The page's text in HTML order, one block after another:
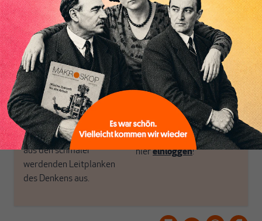
Inhaltsverzeichnis
das große Ganze. Wir
haben einen Blick auf
Geld, Wirtschaft und
Politik, den Sie so
woanders nicht finden.
Dabei leben wir von
unseren Autoren, ihren
Recherchen, ihrem Wissen
und ihrem Enthusiasmus.
Gemeinsam scheren wir
aus den schmaler
werdenden Leitplanken
des Denkens aus.
Debattenräume.
Brauchen Sie auch frische
Luft? Dann folgen Sie
einfach dem Button.
ABONNIEREN SIE
MAKROSKOP
Schon Abonnent? Dann
hiereinloggen!